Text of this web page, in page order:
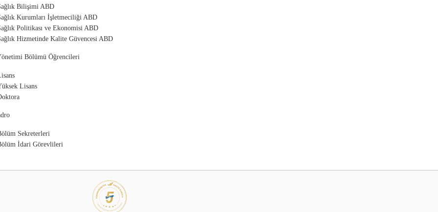
Bilişimi ABD
Kurumları İşletmeciliği ABD
Politikası ve Ekonomisi ABD
Hizmetinde Kalite Güvencesi ABD
Bölümü Öğrencileri
Lisans
Sekreterleri
İdari Görevlileri